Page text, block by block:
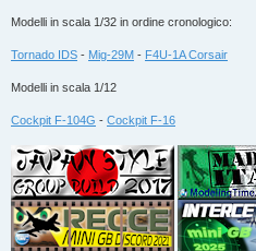
Modelli in scala 1/32 in ordine cronologico:
Tornado IDS - Mig-29M - F4U-1A Corsair
Modelli in scala 1/12
Cockpit F-104G - Cockpit F-16